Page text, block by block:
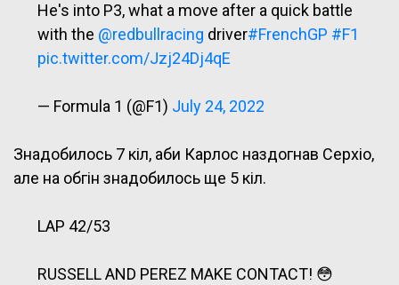
He's into P3, what a move after a quick battle
with the @redbullracing driver#FrenchGP #F1
pic.twitter.com/Jzj24Dj4qE
— Formula 1 (@F1) July 24, 2022
Знадобилось 7 кіл, аби Карлос наздогнав Серхіо,
але на обгін знадобилось ще 5 кіл.
LAP 42/53
RUSSELL AND PEREZ MAKE CONTACT! 😳